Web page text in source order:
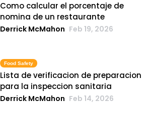
Como calcular el porcentaje de
nomina de un restaurante
Derrick McMahon Feb 19, 2026
Food Safety
Lista de verificacion de preparacion
para la inspeccion sanitaria
Derrick McMahon Feb 14, 2026